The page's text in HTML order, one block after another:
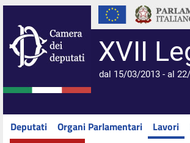
XVII
dal 15/03/2013 - al
Deputati Organi Parlamentari Lavori